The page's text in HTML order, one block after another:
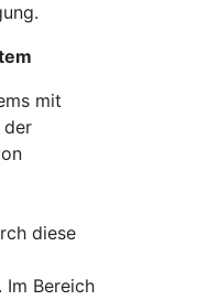
mit
der
diese
Bereich